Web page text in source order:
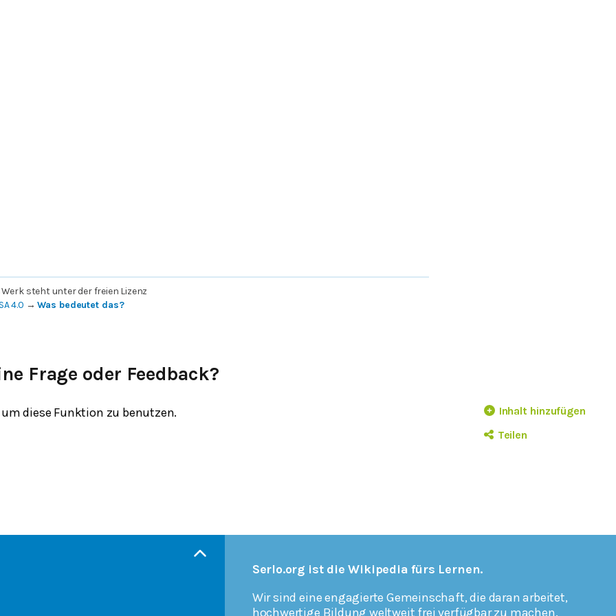
Werk steht unter der freien Lizenz
4.0 →Was bedeutet das?
Inhalt hinzufügen
Teilen
Frage oder Feedback?
um diese Funktion zu benutzen.
Serlo.org ist die Wikipedia fürs Lernen.
Wir sind eine engagierte Gemeinschaft, die daran arbeitet,
hochwertige Bildung weltweit frei verfügbar zu machen.